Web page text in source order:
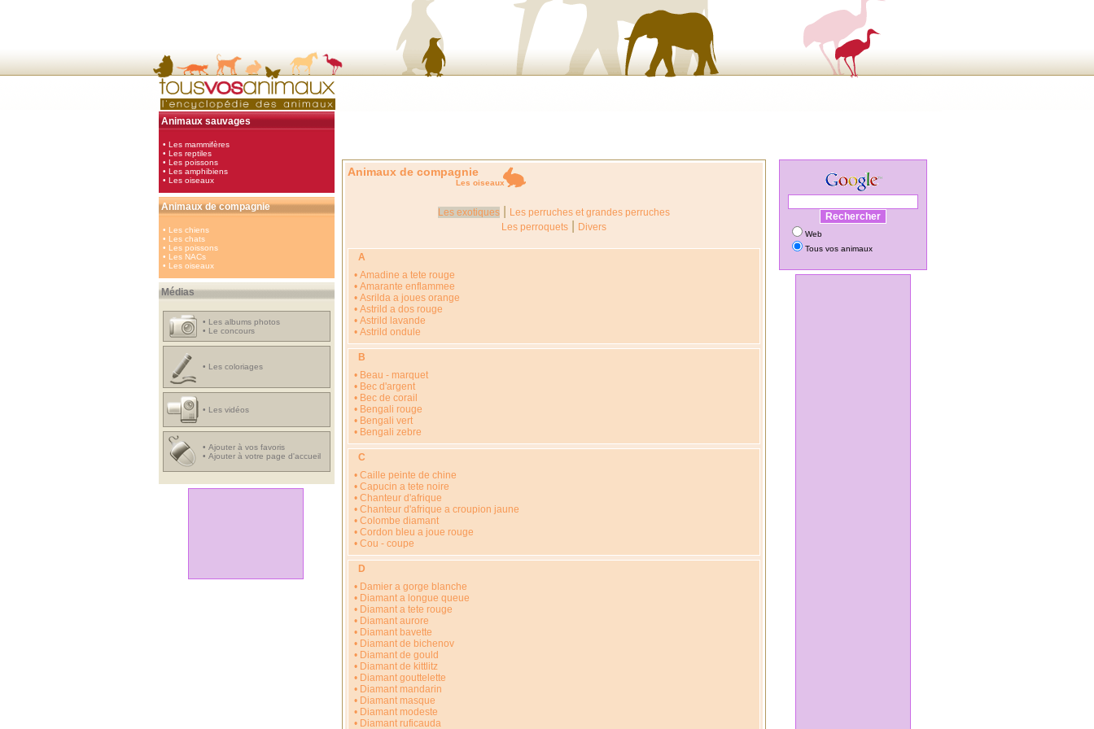
Animaux sauvages
• Les mammifères
• Les reptiles
• Les poissons
• Les amphibiens
• Les oiseaux
Animaux de compagnie
• Les chiens
• Les chats
• Les poissons
• Les NACs
• Les oiseaux
Médias
• Les albums photos
• Le concours
• Les coloriages
• Les vidéos
• Ajouter à vos favoris
• Ajouter à votre page d'accueil
Animaux de compagnie
Les oiseaux
Les exotiques
Les perruches et grandes perruches
Les perroquets
Divers
A
• Amadine a tete rouge
• Amarante enflammee
• Asrilda a joues orange
• Astrild a dos rouge
• Astrild lavande
• Astrild ondule
B
• Beau - marquet
• Bec d'argent
• Bec de corail
• Bengali rouge
• Bengali vert
• Bengali zebre
C
• Caille peinte de chine
• Capucin a tete noire
• Chanteur d'afrique
• Chanteur d'afrique a croupion jaune
• Colombe diamant
• Cordon bleu a joue rouge
• Cou - coupe
D
• Damier a gorge blanche
• Diamant a longue queue
• Diamant a tete rouge
• Diamant aurore
• Diamant bavette
• Diamant de bichenov
• Diamant de gould
• Diamant de kittlitz
• Diamant gouttelette
• Diamant mandarin
• Diamant masque
• Diamant modeste
• Diamant ruficauda
Web
Tous vos animaux